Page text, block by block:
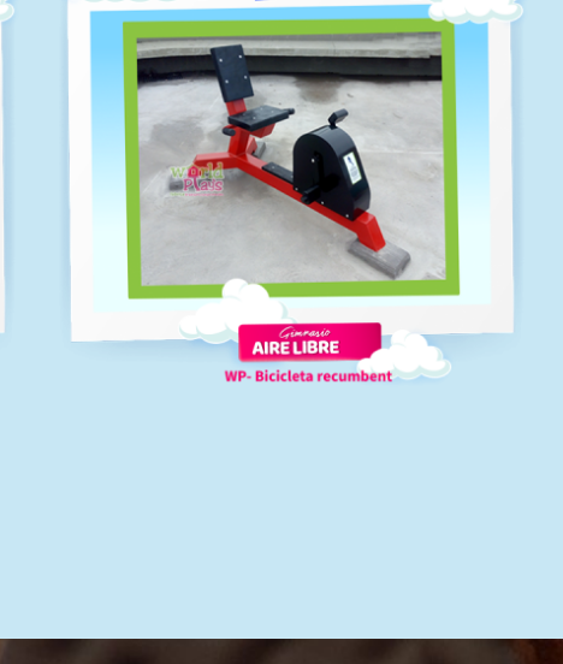
Gimnasios-aire-libre-abdominal
Gimnasios al aire libre